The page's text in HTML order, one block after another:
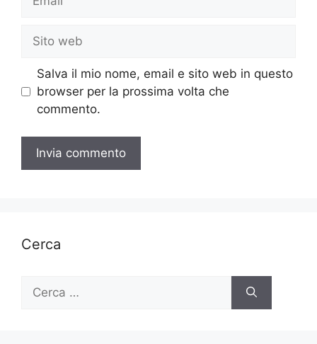
Sito
web
Salva il mio nome, email e sito web in questo
browser per la prossima volta che
commento.
Cerca
per: